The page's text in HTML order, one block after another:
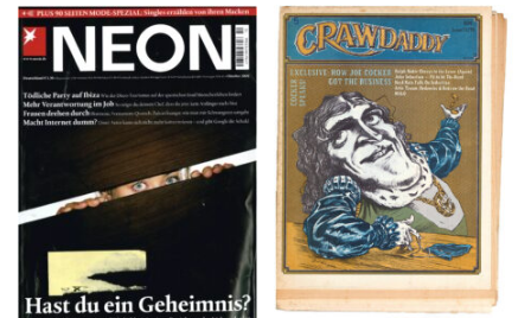
NEON – OKTOBER
2008
Crawdaddy – June/11/72